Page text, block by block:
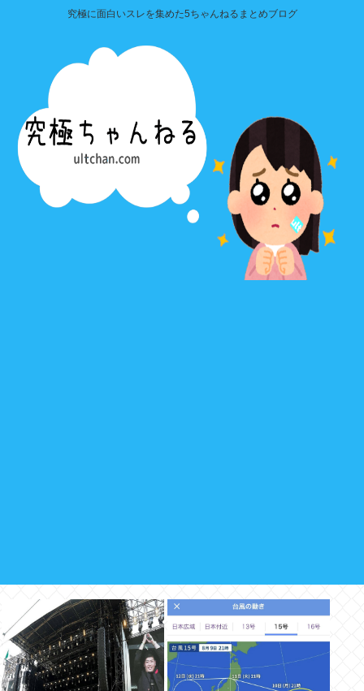
究極に面白いスレを集めた5ちゃんねるまとめブログ